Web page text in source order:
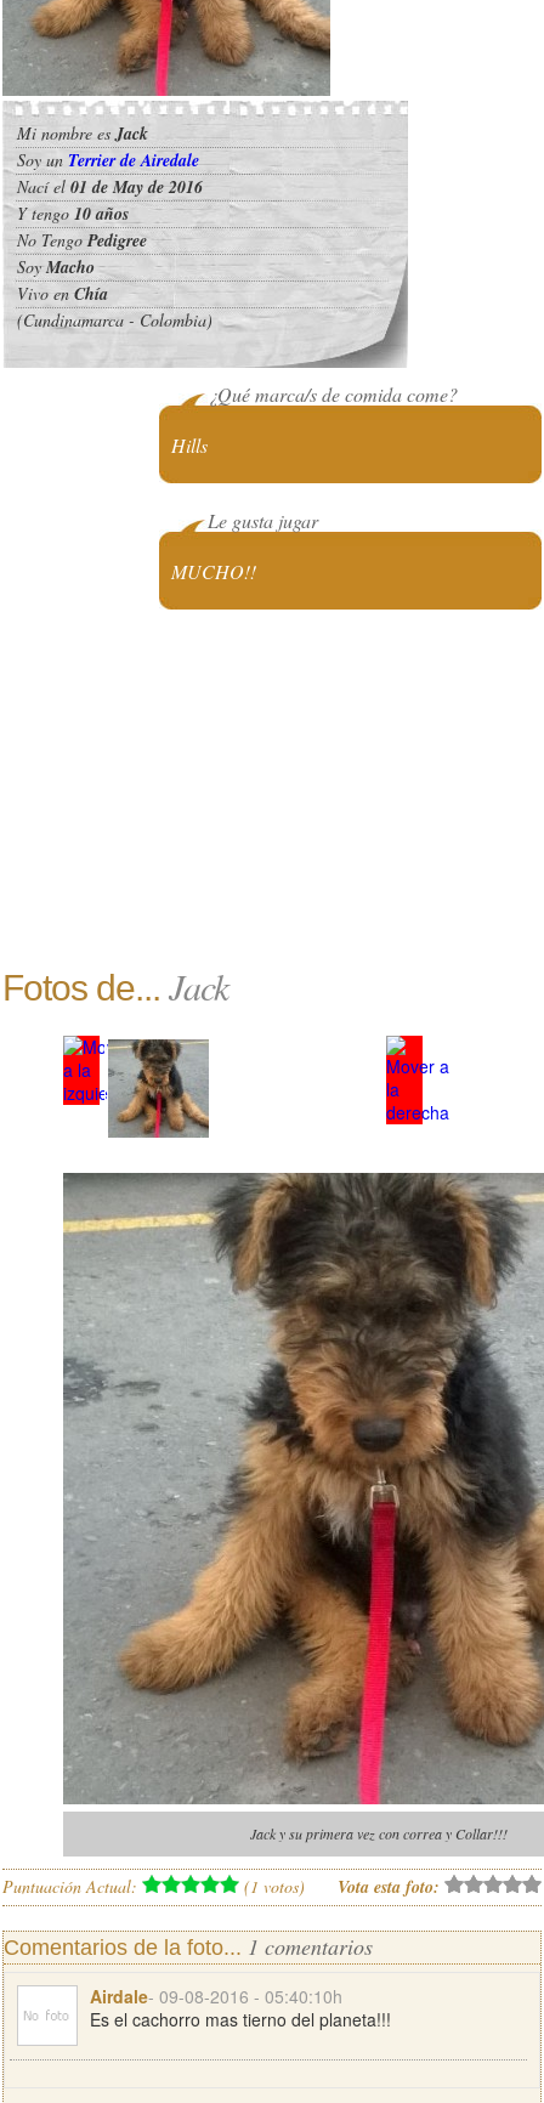
Mi nombre esJack
Soy un Terrier de Airedale
Nací el 01 de May de 2016
Y tengo 10 años
No TengoPedigree
SoyMacho
Vivo enChía
(Cundinamarca - Colombia)
¿Qué marca/s de comida come?
Hills
Le gusta jugar
MUCHO!!
Fotos de... Jack
Jack y su primera vez con correa y Collar!!!
Puntuación Actual: (1 votos) Vota esta foto:
Comentarios de la foto... 1 comentarios
Airdale- 09-08-2016 - 05:40:10h
Es el cachorro mas tierno del planeta!!!